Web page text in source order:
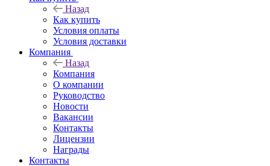
Назад
Как купить
Условия оплаты
Условия доставки
Компания
Назад
Компания
О компании
Руководство
Новости
Вакансии
Контакты
Лицензии
Награды
Контакты